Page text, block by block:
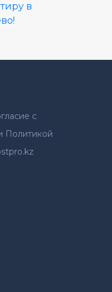
в
с
Политикой